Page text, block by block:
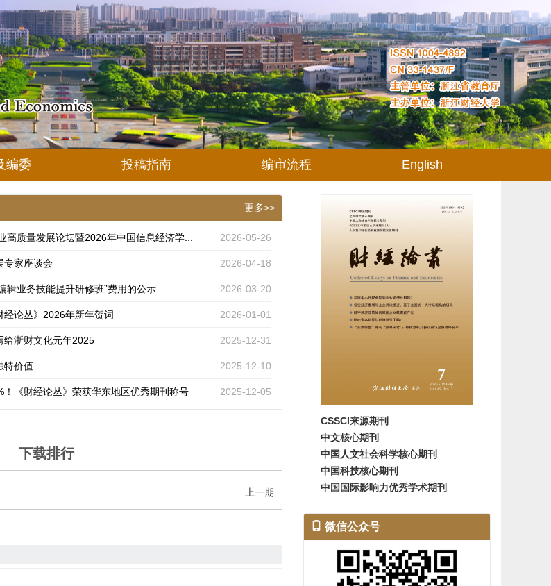
编委 投稿指南 编审流程 English
更多>>
高质量发展论坛暨2026年中国信息经济学... 2026-05-26
专家座谈会 2026-04-18
辑业务技能提升研修班”费用的公示 2026-03-20
论丛》2026年新年贺词 2026-01-01
浙财文化元年2025 2025-12-31
特价值 2025-12-10
《财经论丛》荣获华东地区优秀期刊称号 2025-12-05
样抓“三风建设” 2025-11-10
国科技核心期刊” 2025-11-07
下载排行
上一期
CSSCI来源期刊
中文核心期刊
中国人文社会科学核心期刊
中国科技核心期刊
中国国际影响力优秀学术期刊
微信公众号